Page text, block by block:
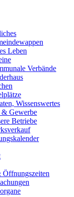
Leben
Verbände
Wissenswertes
Gewerbe
Betriebe